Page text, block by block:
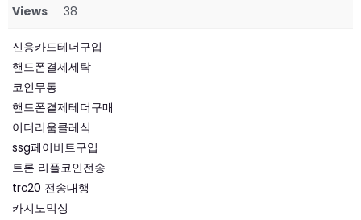
Views 38
신용카드테더구입
핸드폰결제세탁
코인무통
핸드폰결제테더구매
이더리움클레식
ssg페이비트구입
트론 리플코인전송
trc20 전송대행
카지노믹싱